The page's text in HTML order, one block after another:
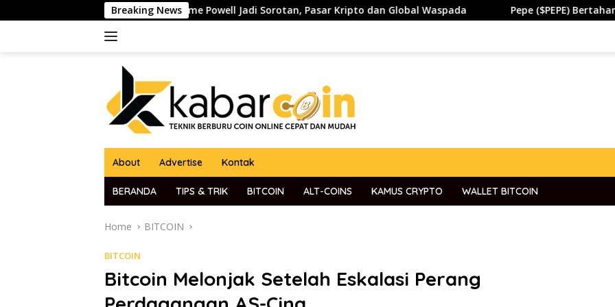
to
Breaking News
Ketua The Fed Jerome Powell Jadi Sorotan, Pasar Kripto dan Global Waspada Pepe ($PEPE) Bertahan di Zona
About Advertise Kontak
BERANDA TIPS & TRIK BITCOIN ALT-COINS KAMUS CRYPTO WALLET BITCOIN
Home BITCOIN
BITCOIN
Bitcoin Melonjak Setelah Eskalasi Perang